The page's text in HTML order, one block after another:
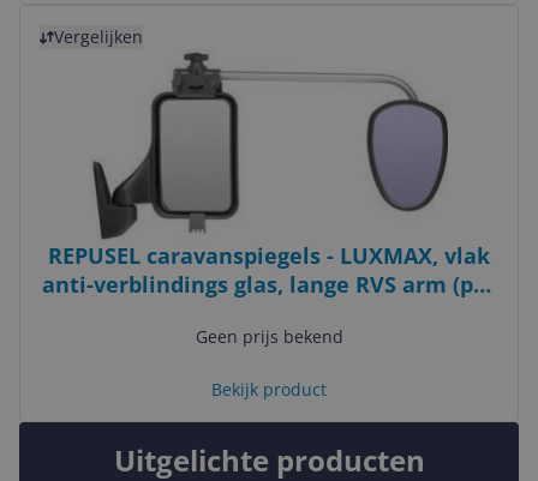
Vergelijken
REPUSEL caravanspiegels - LUXMAX, vlak
anti-verblindings glas, lange RVS arm (per
Geen prijs bekend
Bekijk product
Uitgelichte producten